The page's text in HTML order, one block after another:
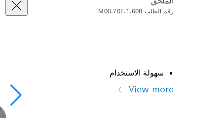
رقم الطلب 1.608.M00.70F
سهولة الاستخدام
View more